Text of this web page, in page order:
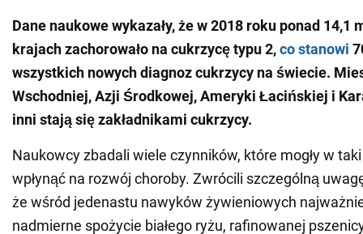
Dane naukowe wykazały, że w 2018 roku ponad 14,1
krajach zachorowało na cukrzycę typu 2,co stanowi
wszystkich nowych diagnoz cukrzycy na świecie.
Wschodniej, Azji Środkowej, Ameryki Łacińskiej i
inni stają się zakładnikami cukrzycy.
Naukowcy zbadali wiele czynników, które mogły w
wpłynąć na rozwój choroby. Zwrócili szczególną
że wśród jedenastu nawyków żywieniowych
nadmierne spożycie białego ryżu, rafinowanej